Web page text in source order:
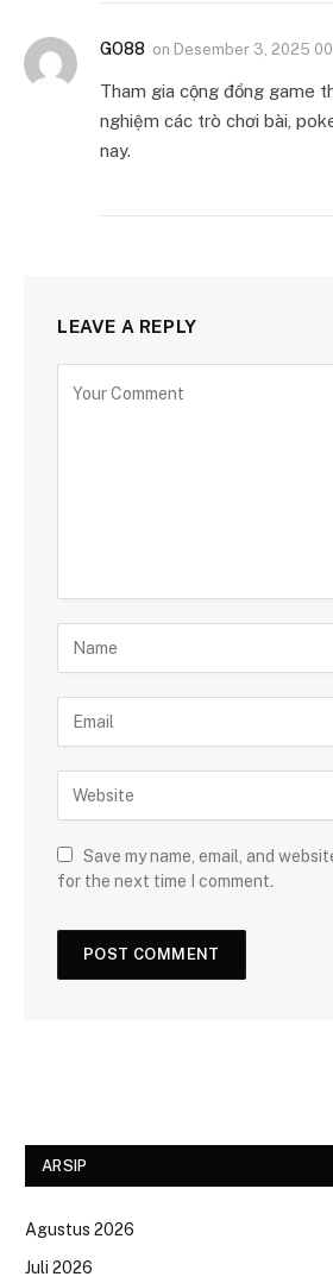
GO88 on Desember 3, 2025
Tham gia cộng đồng game
nghiệm các trò chơi bài,
nay.
LEAVE A REPLY
Save my name, email, and
for the next time I comment.
ARSIP
Agustus 2026
Juli 2026